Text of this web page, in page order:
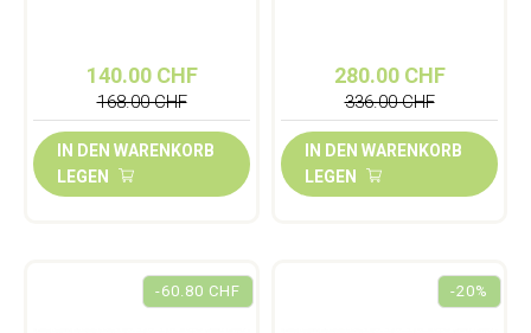
140.00 CHF
168.00 CHF
IN DEN WARENKORB
LEGEN
280.00 CHF
336.00 CHF
IN DEN WARENKORB
LEGEN
-60.80 CHF -20%